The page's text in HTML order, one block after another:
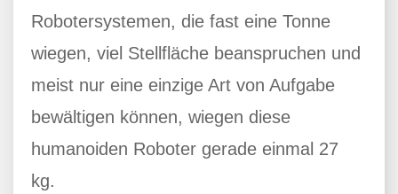
Robotersystemen, die fast eine Tonne
wiegen, viel Stellfläche beanspruchen und
meist nur eine einzige Art von Aufgabe
bewältigen können, wiegen diese
humanoiden Roboter gerade einmal 27
kg.